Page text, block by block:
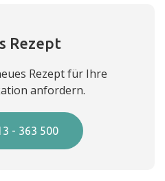
Rezept
Rezept für Ihre
anfordern.
- 363 500